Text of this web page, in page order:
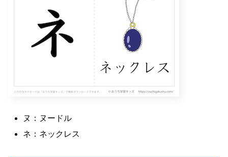
ヌ：ヌードル
ネ：ネックレス